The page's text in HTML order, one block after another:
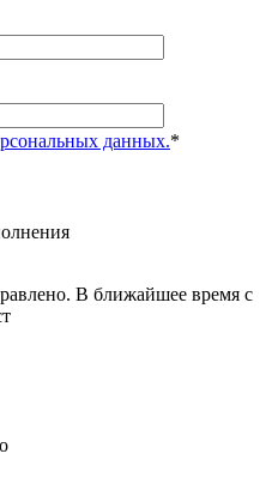
данных.*
В ближайшее время с